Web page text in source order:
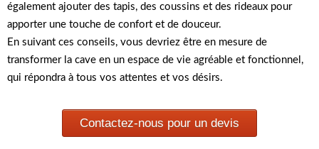
également ajouter des tapis, des coussins et des rideaux pour
apporter une touche de confort et de douceur.
En suivant ces conseils, vous devriez être en mesure de
transformer la cave en un espace de vie agréable et fonctionnel,
qui répondra à tous vos attentes et vos désirs.
Contactez-nous pour un devis